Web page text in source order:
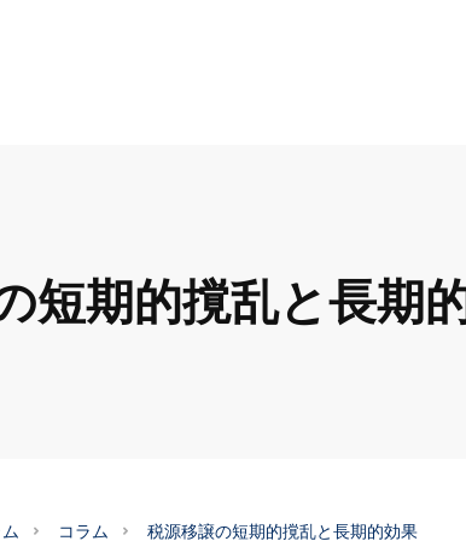
短期的撹乱と長期
コラム 税源移譲の短期的撹乱と長期的効果